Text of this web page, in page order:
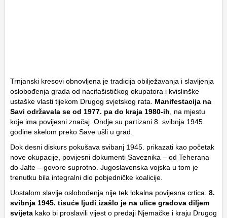
Trnjanski kresovi obnovljena je tradicija obilježavanja i slavljenja
oslobođenja grada od nacifašističkog okupatora i kvislinške
ustaške vlasti tijekom Drugog svjetskog rata. Manifestacija na
Savi održavala se od 1977. pa do kraja 1980-ih , na mjestu
koje ima povijesni značaj. Ondje su partizani 8. svibnja 1945.
godine skelom preko Save ušli u grad.
Dok desni diskurs pokušava svibanj 1945. prikazati kao početak
nove okupacije, povijesni dokumenti Saveznika – od Teherana
do Jalte – govore suprotno. Jugoslavenska vojska u tom je
trenutku bila integralni dio pobjedničke koalicije.
Uostalom slavlje oslobođenja nije tek lokalna povijesna crtica. 8.
svibnja 1945. tisuće ljudi izašlo je na ulice gradova diljem
svijeta kako bi proslavili vijest o predaji Njemačke i kraju Drugog